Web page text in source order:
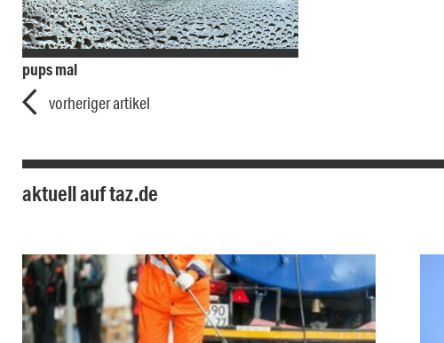
pups mal
vorheriger artikel
aktuell auf taz.de